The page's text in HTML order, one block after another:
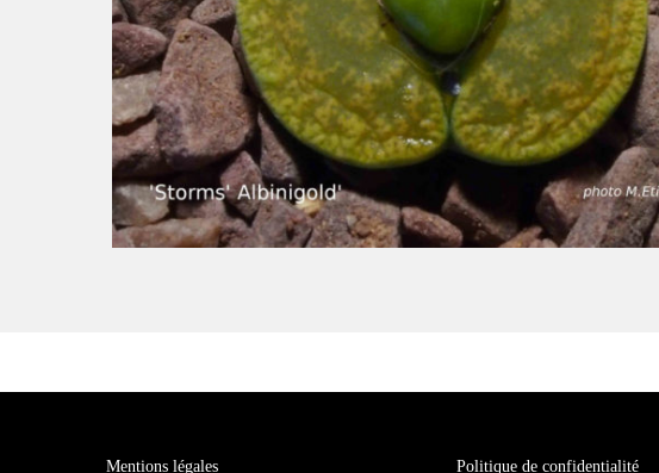
Mentions légales Politique de confidentialité